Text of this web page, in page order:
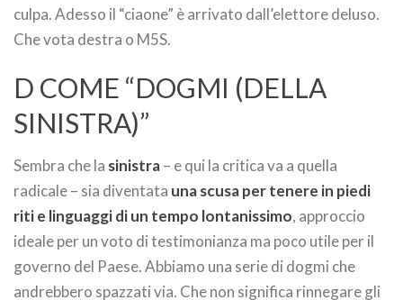
culpa. Adesso il “ciaone” è arrivato dall’elettore deluso.
Che vota destra o M5S.
D COME “DOGMI (DELLA
SINISTRA)”
Sembra che la sinistra– e qui la critica va a quella
radicale – sia diventata una scusa per tenere in piedi
riti e linguaggi di un tempo lontanissimo, approccio
ideale per un voto di testimonianza ma poco utile per il
governo del Paese. Abbiamo una serie di dogmi che
andrebbero spazzati via. Che non significa rinnegare gli